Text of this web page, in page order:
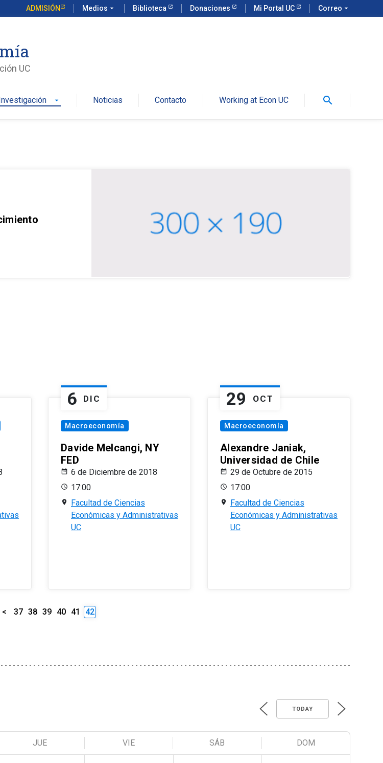
ADMISIÓN Medios arrow_drop_down Biblioteca Donaciones Mi Portal UC Correo arrow_drop_down
UC
arrow_drop_down Noticias Contacto Working at Econ UC search
6 DIC
Macroeconomía
Davide Melcangi, NY
FED
6 de Diciembre de 2018
17:00
Facultad de Ciencias
Económicas y Administrativas
UC
29 OCT
Macroeconomía
Alexandre Janiak,
Universidad de Chile
29 de Octubre de 2015
17:00
Facultad de Ciencias
Económicas y Administrativas
UC
< 37 38 39 40 41 42
TODAY
JUE VIE SÁB DOM